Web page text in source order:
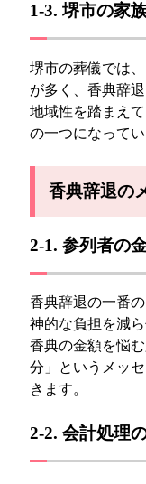
1-3. 堺市の家
堺市の葬儀では
が多く、香典辞
地域性を踏まえ
の一つになってい
香典辞退の
2-1. 参列者の
香典辞退の一番
神的な負担を減ら
香典の金額を悩
分」というメッ
きます。
2-2. 会計処理